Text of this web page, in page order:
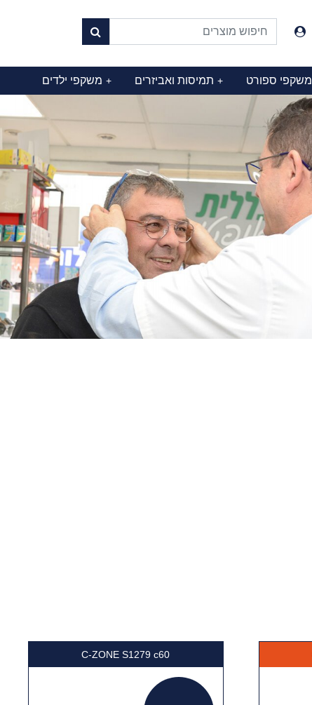
משקפי ספורט תמיסות ואביזרים + משקפי ילדים +
C-ZONE S1279 c60